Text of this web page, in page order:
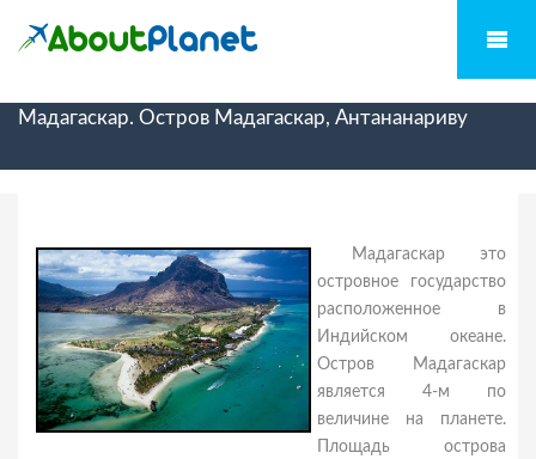
Мадагаскар. Остров Мадагаскар, Антананариву
Мадагаскар это
островное государство
расположенное в
Индийском океане.
Остров Мадагаскар
является 4-м по
величине на планете.
Площадь острова